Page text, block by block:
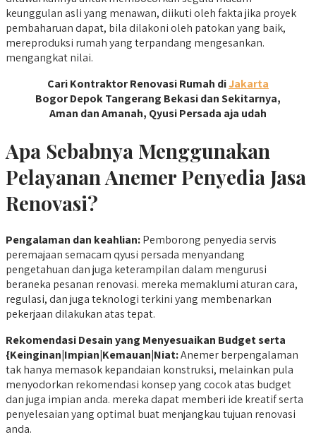
keunggulan asli yang menawan, diikuti oleh fakta jika proyek
pembaharuan dapat, bila dilakoni oleh patokan yang baik,
mereproduksi rumah yang terpandang mengesankan.
mengangkat nilai.
Cari Kontraktor Renovasi Rumah diJakarta
Bogor Depok Tangerang Bekasi dan Sekitarnya,
Aman dan Amanah, Qyusi Persada aja udah
Apa Sebabnya Menggunakan
Pelayanan Anemer Penyedia Jasa
Renovasi?
Pengalaman dan keahlian:Pemborong penyedia servis
peremajaan semacam qyusi persada menyandang
pengetahuan dan juga keterampilan dalam mengurusi
beraneka pesanan renovasi. mereka memaklumi aturan cara,
regulasi, dan juga teknologi terkini yang membenarkan
pekerjaan dilakukan atas tepat.
RekomendasiDesain yang Menyesuaikan Budget serta
{Keinginan|Impian|Kemauan|Niat:Anemer berpengalaman
tak hanya memasok kepandaian konstruksi, melainkan pula
menyodorkan rekomendasi konsep yang cocok atas budget
dan juga impian anda. mereka dapat memberi ide kreatif serta
penyelesaian yang optimal buat menjangkau tujuan renovasi
anda.